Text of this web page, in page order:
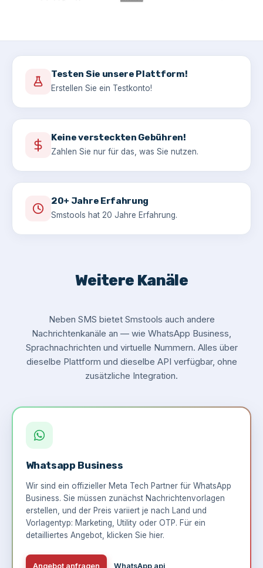
Testen Sie unsere Plattform!
Erstellen Sie ein Testkonto!
Keine versteckten Gebühren!
Zahlen Sie nur für das, was Sie nutzen.
20+ Jahre Erfahrung
Smstools hat 20 Jahre Erfahrung.
Weitere Kanäle
Neben SMS bietet Smstools auch andere
Nachrichtenkanäle an — wie WhatsApp Business,
Sprachnachrichten und virtuelle Nummern. Alles über
dieselbe Plattform und dieselbe API verfügbar, ohne
zusätzliche Integration.
Whatsapp Business
Wir sind ein offizieller Meta Tech Partner für WhatsApp
Business. Sie müssen zunächst Nachrichtenvorlagen
erstellen, und der Preis variiert je nach Land und
Vorlagentyp: Marketing, Utility oder OTP. Für ein
detailliertes Angebot, klicken Sie hier.
Angebot anfragen WhatsApp api